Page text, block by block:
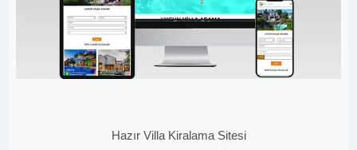
Hazır Villa Kiralama Sitesi